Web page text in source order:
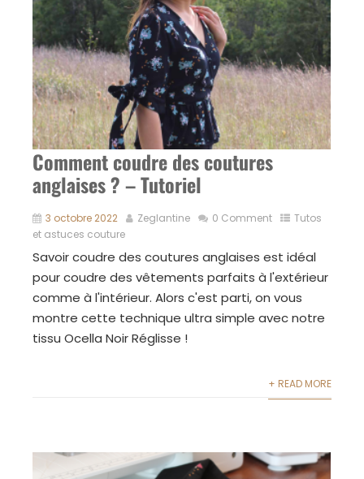
Comment coudre des coutures
anglaises ? – Tutoriel
3 octobre 2022 Zeglantine 0 Comment
Tutos
et astuces couture
Savoir coudre des coutures anglaises est idéal
pour coudre des vêtements parfaits à l'extérieur
comme à l'intérieur. Alors c'est parti, on vous
montre cette technique ultra simple avec notre
tissu Ocella Noir Réglisse !
+ READ MORE